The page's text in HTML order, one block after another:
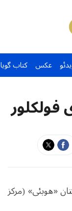
عکس کتاب گویا
«هوبئی»
(مرکز